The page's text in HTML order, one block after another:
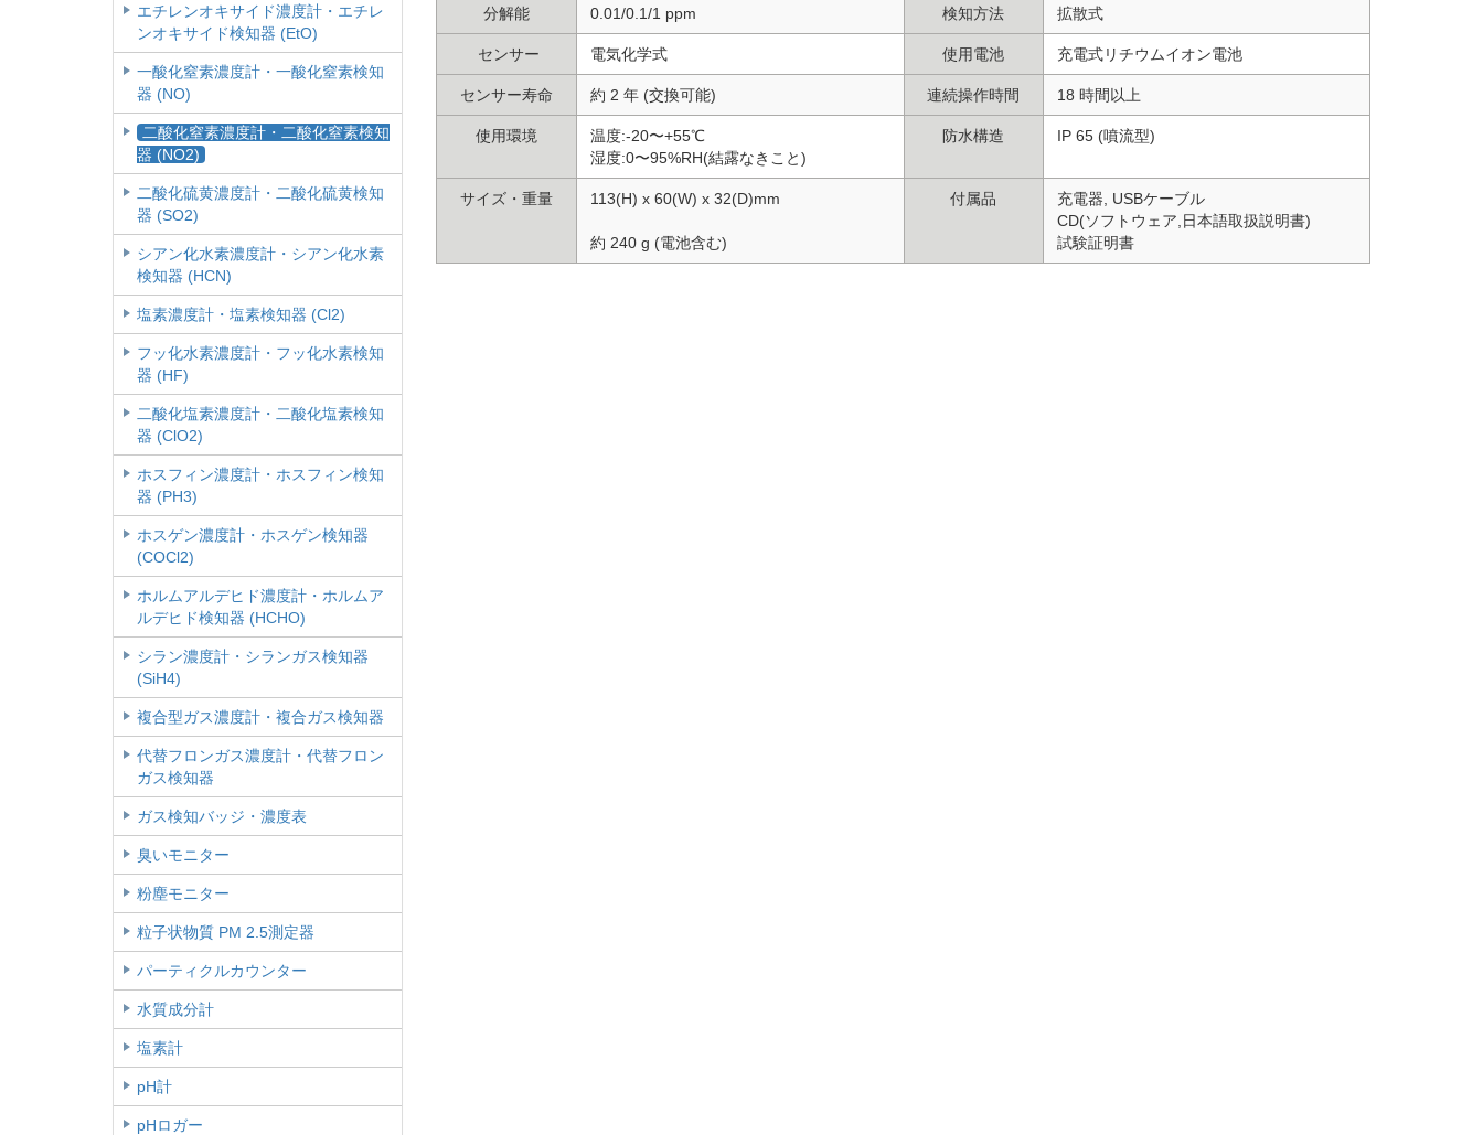
分解能 0.01/0.1/1 ppm 検知方法 拡散式
センサー 電気化学式 使用電池 充電式リチウムイオン電池
センサー寿命 約 2 年 (交換可能) 連続操作時間 18 時間以上
使用環境
温度:-20〜+55℃
湿度:0〜95%RH(結露なきこと)
防水構造 IP 65 (噴流型)
サイズ・重量 113(H) x 60(W) x 32(D)mm
約 240 g (電池含む)
付属品
充電器, USBケーブル
CD(ソフトウェア,日本語取扱説明書)
試験証明書
エチレンオキサイド濃度計・エチレ
ンオキサイド検知器 (EtO)
一酸化窒素濃度計・一酸化窒素検知
器 (NO)
二酸化窒素濃度計・二酸化窒素検知
器 (NO2)
二酸化硫黄濃度計・二酸化硫黄検知
器 (SO2)
シアン化水素濃度計・シアン化水素
検知器 (HCN)
塩素濃度計・塩素検知器 (Cl2)
フッ化水素濃度計・フッ化水素検知
器 (HF)
二酸化塩素濃度計・二酸化塩素検知
器 (ClO2)
ホスフィン濃度計・ホスフィン検知
器 (PH3)
ホスゲン濃度計・ホスゲン検知器
(COCl2)
ホルムアルデヒド濃度計・ホルムア
ルデヒド検知器 (HCHO)
シラン濃度計・シランガス検知器
(SiH4)
複合型ガス濃度計・複合ガス検知器
代替フロンガス濃度計・代替フロン
ガス検知器
ガス検知バッジ・濃度表
臭いモニター
粉塵モニター
粒子状物質 PM 2.5測定器
パーティクルカウンター
水質成分計
塩素計
pH計
pHロガー